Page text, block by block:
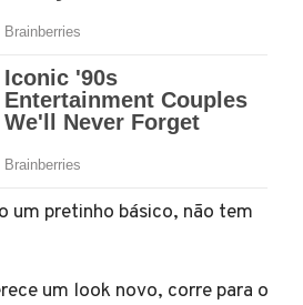
um pretinho básico, não tem
um look novo, corre para o